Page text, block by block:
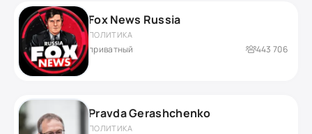
Fox News Russia
ПОЛИТИКА
приватный 443 706
Pravda Gerashchenko
ПОЛИТИКА